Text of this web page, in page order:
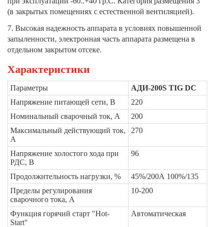
(в закрытых помещениях с естественной вентиляцией).
7. Высокая надежность аппарата в условиях повышенной
запыленности, электронная часть аппарата размещена в
отдельном закрытом отсеке.
Характеристики
Параметры АДИ-200S TIG DC
Напряжение питающей сети, В
220
Номинальный сварочный ток, А
200
Максимальный действующий ток,
А
270
Напряжение холостого хода при
РДС, В
96
Продолжительность нагрузки, %
45%/200А 100%/135
Пределы регулирования
сварочного тока, А
10-200
Функция горячий старт "Hot-
Start"
Автоматическая